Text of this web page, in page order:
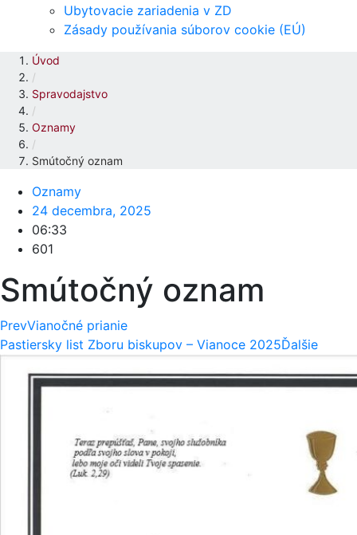
Ubytovacie zariadenia v ZD
Zásady používania súborov cookie (EÚ)
Úvod
/
Spravodajstvo
/
Oznamy
/
Smútočný oznam
Oznamy
24 decembra, 2025
06:33
601
Smútočný oznam
PrevVianočné prianie
Pastiersky list Zboru biskupov – Vianoce 2025Ďalšie